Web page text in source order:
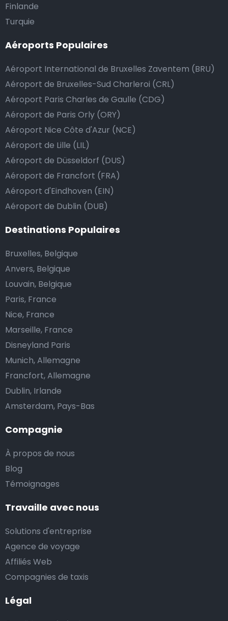
Compagnie
À propos de nous
Blog
Témoignages
Travaille avec nous
Solutions d'entreprise
Agence de voyage
Affiliés Web
Compagnies de taxis
Légal
Finlande
Turquie
Aéroports Populaires
Aéroport International de Bruxelles Zaventem (BRU)
Aéroport de Bruxelles-Sud Charleroi (CRL)
Aéroport Paris Charles de Gaulle (CDG)
Aéroport de Paris Orly (ORY)
Aéroport Nice Côte d'Azur (NCE)
Aéroport de Lille (LIL)
Aéroport de Düsseldorf (DUS)
Aéroport de Francfort (FRA)
Aéroport d'Eindhoven (EIN)
Aéroport de Dublin (DUB)
Destinations Populaires
Bruxelles, Belgique
Anvers, Belgique
Louvain, Belgique
Paris, France
Nice, France
Marseille, France
Disneyland Paris
Munich, Allemagne
Francfort, Allemagne
Dublin, Irlande
Amsterdam, Pays-Bas